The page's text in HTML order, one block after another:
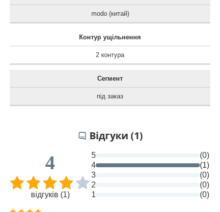
modo (китай)
Контур ущільнення
2 контура
Сегмент
під заказ
Відгуки (1)
4
відгуків (1)
5
(0)
4
(1)
3
(0)
2
(0)
1
(0)